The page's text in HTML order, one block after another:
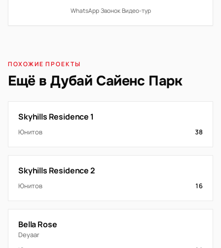
WhatsApp·Звонок·Видео-тур
ПОХОЖИЕ ПРОЕКТЫ
Ещё в Дубай Сайенс Парк
Skyhills Residence 1
Юнитов 38
Skyhills Residence 2
Юнитов 16
Bella Rose
Deyaar